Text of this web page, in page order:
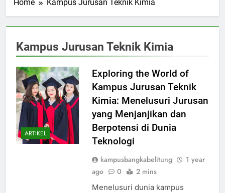
Home Kampus Jurusan Teknik Kimia
Kampus Jurusan Teknik Kimia
ARTIKEL
Exploring the World of
Kampus Jurusan Teknik
Kimia: Menelusuri Jurusan
yang Menjanjikan dan
Berpotensi di Dunia
Teknologi
kampusbangkabelitung
1 year
ago
0 2 mins
Menelusuri dunia kampus